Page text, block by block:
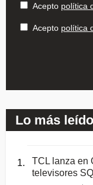
Acepto política
Acepto política
Lo más leído
TCL lanza en
televisores